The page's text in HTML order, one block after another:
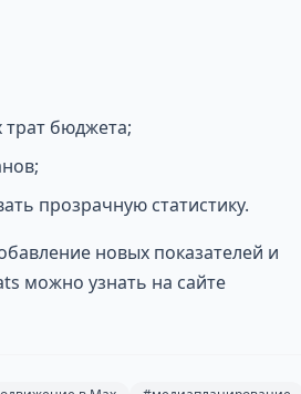
бюджета;
прозрачную статистику.
новых показателей и
можно узнать на сайте